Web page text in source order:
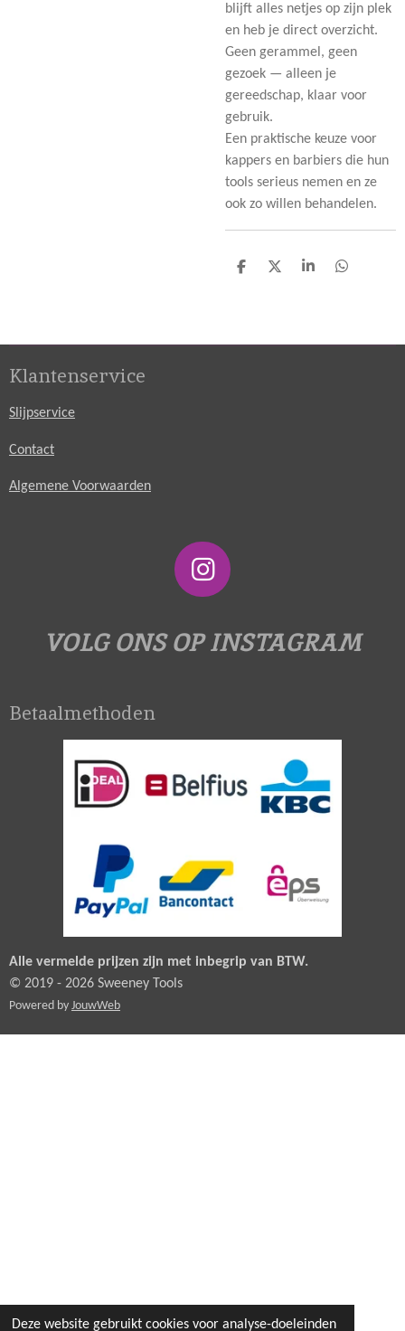
Deze website gebruikt cookies voor analyse-doeleinden
blijft alles netjes op zijn plek
en heb je direct overzicht.
Geen gerammel, geen
gezoek — alleen je
gereedschap, klaar voor
gebruik.
Een praktische keuze voor
kappers en barbiers die hun
tools serieus nemen en ze
ook zo willen behandelen.
D
D
S
D
Klantenservice
Slijpservice
Contact
Algemene Voorwaarden
I
s
r
m
VOLG ONS OP INSTAGRAM
Betaalmethoden
Alle vermelde prijzen zijn met inbegrip van BTW.
© 2019 - 2026 Sweeney Tools
Powered by JouwWeb